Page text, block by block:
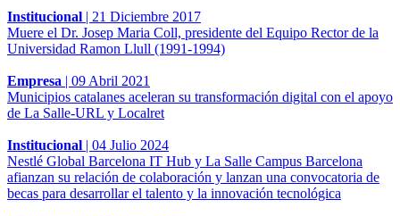
Institucional | 21 Diciembre 2017
Muere el Dr. Josep Maria Coll, presidente del Equipo Rector de la
Universidad Ramon Llull (1991-1994)
Empresa | 09 Abril 2021
Municipios catalanes aceleran su transformación digital con el apoyo
de La Salle-URL y Localret
Institucional | 04 Julio 2024
Nestlé Global Barcelona IT Hub y La Salle Campus Barcelona
afianzan su relación de colaboración y lanzan una convocatoria de
becas para desarrollar el talento y la innovación tecnológica